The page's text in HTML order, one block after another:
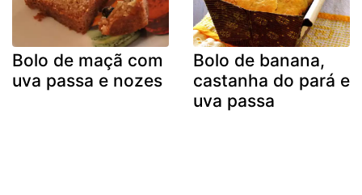
Bolo de maçã com
uva passa e nozes
Bolo de banana,
castanha do pará e
uva passa